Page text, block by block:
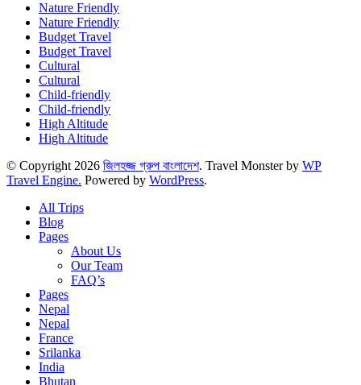
Nature Friendly
Nature Friendly
Budget Travel
Budget Travel
Cultural
Cultural
Child-friendly
Child-friendly
High Altitude
High Altitude
© Copyright 2026 জিলহজ্জ গ্রুপ বাংলাদেশ. Travel Monster by WP
Travel Engine. Powered by WordPress.
All Trips
Blog
Pages
About Us
Our Team
FAQ’s
Pages
Nepal
Nepal
France
Srilanka
India
Bhutan